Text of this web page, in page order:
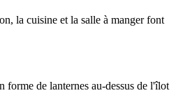
la cuisine et la salle à manger font
forme de lanternes au-dessus de l'îlot